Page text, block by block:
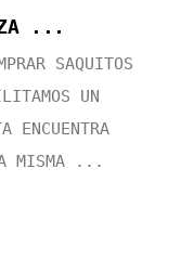
...
SAQUITOS
UN
ENCUENTRA
MISMA ...